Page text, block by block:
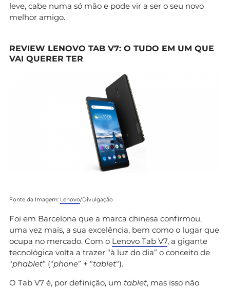
leve, cabe numa só mão e pode vir a ser o seu novo
melhor amigo.
REVIEW LENOVO TAB V7: O TUDO EM UM QUE
VAI QUERER TER
Fonte da Imagem: Lenovo/Divulgação
Foi em Barcelona que a marca chinesa confirmou,
uma vez mais, a sua excelência, bem como o lugar que
ocupa no mercado. Com o Lenovo Tab V7, a gigante
tecnológica volta a trazer “à luz do dia” o conceito de
“phablet” (“phone” + “tablet“).
O Tab V7 é, por definição, um tablet, mas isso não